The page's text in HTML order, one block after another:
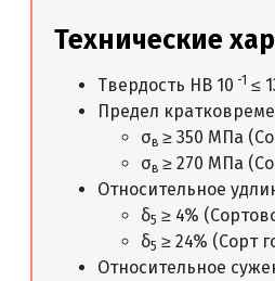
Технические
Твердость HB 10 -1 ≤
Предел
σв≥ 350 МПа
σв≥ 270 МПа
Относительное
δ5 ≥ 4%
δ5 ≥ 24% (Сорт
Относительное